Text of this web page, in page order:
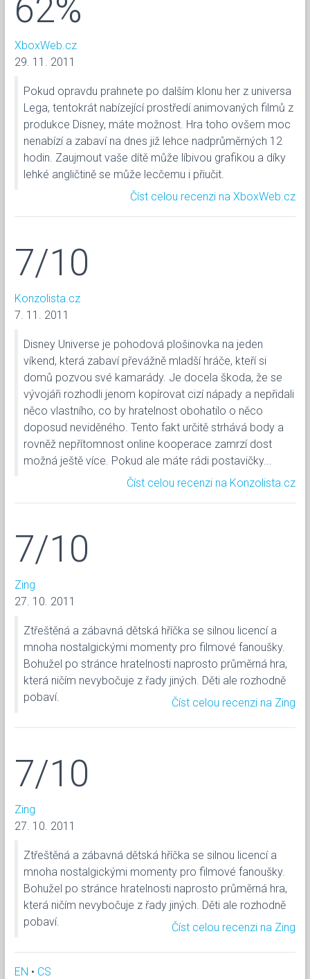
62%
XboxWeb.cz
29. 11. 2011
Pokud opravdu prahnete po dalším klonu her z universa
Lega, tentokrát nabízející prostředí animovaných filmů z
produkce Disney, máte možnost. Hra toho ovšem moc
nenabízí a zabaví na dnes již lehce nadprůměrných 12
hodin. Zaujmout vaše dítě může líbivou grafikou a díky
lehké angličtině se může lecčemu i přiučit.
Číst celou recenzi na XboxWeb.cz
7/10
Konzolista.cz
7. 11. 2011
Disney Universe je pohodová plošinovka na jeden
víkend, která zabaví převážně mladší hráče, kteří si
domů pozvou své kamarády. Je docela škoda, že se
vývojáři rozhodli jenom kopírovat cizí nápady a nepřidali
něco vlastního, co by hratelnost obohatilo o něco
doposud neviděného. Tento fakt určitě strhává body a
rovněž nepřítomnost online kooperace zamrzí dost
možná ještě více. Pokud ale máte rádi postavičky...
Číst celou recenzi na Konzolista.cz
7/10
Zing
27. 10. 2011
Ztřeštěná a zábavná dětská hříčka se silnou licencí a
mnoha nostalgickými momenty pro filmové fanoušky.
Bohužel po stránce hratelnosti naprosto průměrná hra,
která ničím nevybočuje z řady jiných. Děti ale rozhodně
pobaví.
Číst celou recenzi na Zing
7/10
Zing
27. 10. 2011
Ztřeštěná a zábavná dětská hříčka se silnou licencí a
mnoha nostalgickými momenty pro filmové fanoušky.
Bohužel po stránce hratelnosti naprosto průměrná hra,
která ničím nevybočuje z řady jiných. Děti ale rozhodně
pobaví.
Číst celou recenzi na Zing
EN • CS